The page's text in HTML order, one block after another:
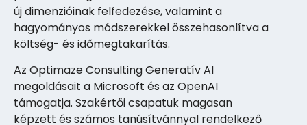
új dimenzióinak felfedezése, valamint a
hagyományos módszerekkel összehasonlítva a
költség- és időmegtakarítás.
Az Optimaze Consulting Generatív AI
megoldásait a Microsoft és az OpenAI
támogatja. Szakértői csapatuk magasan
képzett és számos tanúsítvánnyal rendelkező